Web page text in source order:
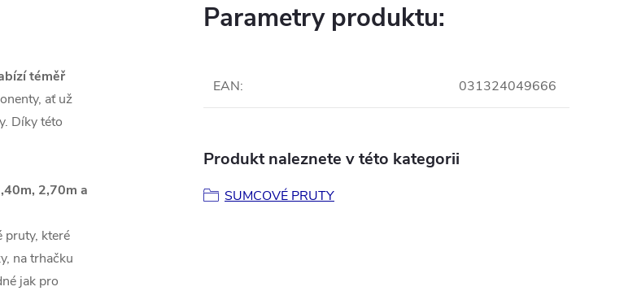
téměř
ať už
Díky této
2,70m a
pruty, které
na trhačku
jak pro
Parametry produktu:
EAN: 031324049666
Produkt naleznete v této kategorii
SUMCOVÉ PRUTY